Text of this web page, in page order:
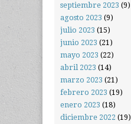
septiembre 2023 (9)
agosto 2023 (9)
julio 2023 (15)
junio 2023 (21)
mayo 2023 (22)
abril 2023 (14)
marzo 2023 (21)
febrero 2023 (19)
enero 2023 (18)
diciembre 2022 (19)